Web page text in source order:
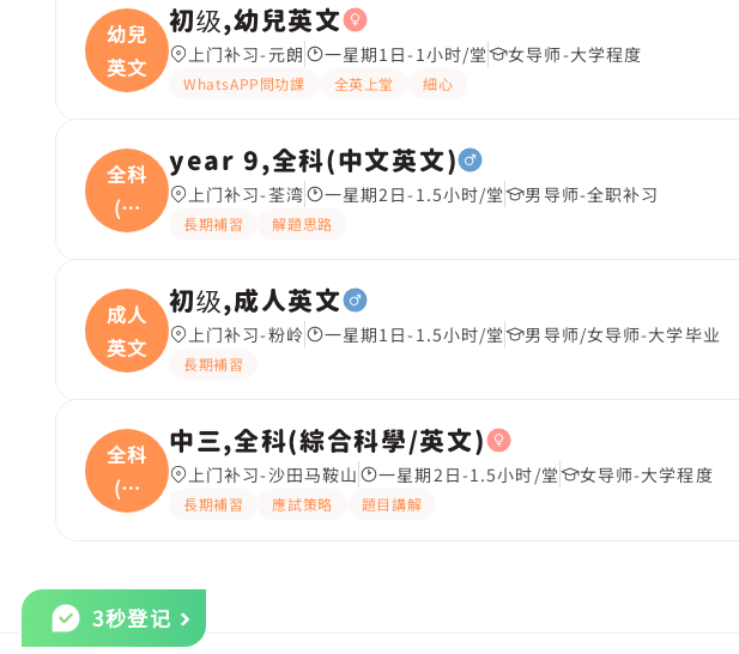
幼兒
英文
初级,幼兒英文
上门补习-元朗 一星期1日-1小时/堂 女导师-大学程度
WhatsAPP問功課 全英上堂 細心
全科
(中
文
year 9,全科(中文英文)
上门补习-荃湾 一星期2日-1.5小时/堂 男导师-全职补习
長期補習 解題思路
成人
英文
初级,成人英文
上门补习-粉岭 一星期1日-1.5小时/堂 男导师/女导师-大学毕业
長期補習
全科
(綜
合
中三,全科(綜合科學/英文)
上门补习-沙田马鞍山 一星期2日-1.5小时/堂 女导师-大学程度
長期補習 應試策略 題目講解
3秒登记